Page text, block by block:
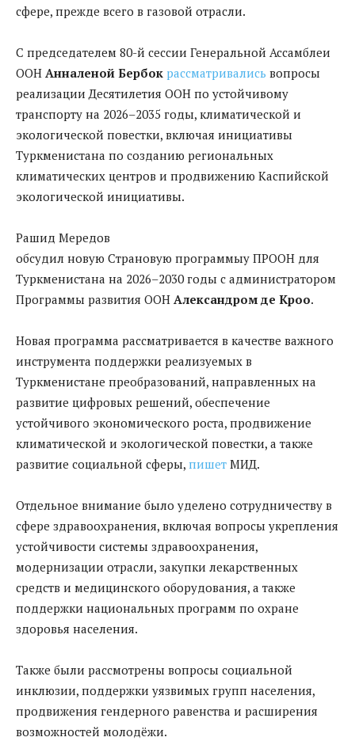
сфере, прежде всего в газовой отрасли.
С председателем 80-й сессии Генеральной Ассамблеи
ООН Анналеной Бербок рассматривались вопросы
реализации Десятилетия ООН по устойчивому
транспорту на 2026–2035 годы, климатической и
экологической повестки, включая инициативы
Туркменистана по созданию региональных
климатических центров и продвижению Каспийской
экологической инициативы.
Рашид Мередов
обсудил новую Страновую программыу ПРООН для
Туркменистана на 2026–2030 годы с администратором
Программы развития ООН Александром де Кроо.
Новая программа рассматривается в качестве важного
инструмента поддержки реализуемых в
Туркменистане преобразований, направленных на
развитие цифровых решений, обеспечение
устойчивого экономического роста, продвижение
климатической и экологической повестки, а также
развитие социальной сферы, пишет МИД.
Отдельное внимание было уделено сотрудничеству в
сфере здравоохранения, включая вопросы укрепления
устойчивости системы здравоохранения,
модернизации отрасли, закупки лекарственных
средств и медицинского оборудования, а также
поддержки национальных программ по охране
здоровья населения.
Также были рассмотрены вопросы социальной
инклюзии, поддержки уязвимых групп населения,
продвижения гендерного равенства и расширения
возможностей молодёжи.